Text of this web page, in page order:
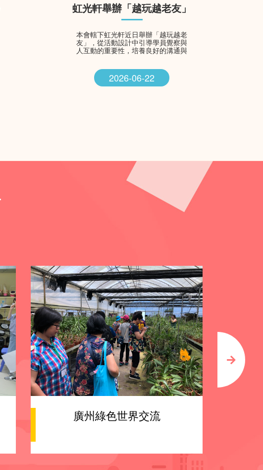
虹光軒舉辦「越玩越老友」
本會轄下虹光軒近日舉辦「越玩越老
友」，從活動設計中引導學員覺察與
人互動的重要性，培養良好的溝通與
助。
2026-06-22
廣州綠色世界交流